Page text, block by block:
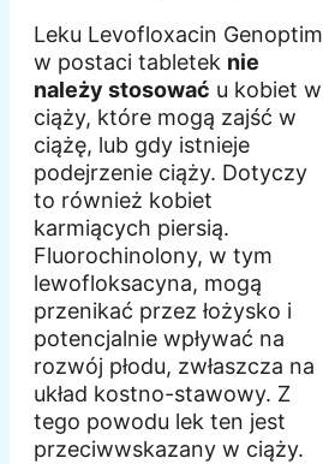
Leku Levofloxacin Genoptim
w postaci tabletek nie
należy stosować u kobiet w
ciąży, które mogą zajść w
ciążę, lub gdy istnieje
podejrzenie ciąży. Dotyczy
to również kobiet
karmiących piersią.
Fluorochinolony, w tym
lewofloksacyna, mogą
przenikać przez łożysko i
potencjalnie wpływać na
rozwój płodu, zwłaszcza na
układ kostno-stawowy. Z
tego powodu lek ten jest
przeciwwskazany w ciąży.